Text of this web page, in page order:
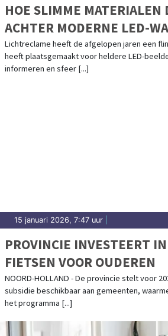
HOE SLIMME MATERIALEN
ACHTER MODERNE LED-
LICHTRECLAME
Lichtreclame heeft de afgelopen jaren een
heeft plaatsgemaakt voor heldere LED-
informeren en sfeer [...]
15 januari 2026, 7:47 uur
PROVINCIE INVESTEERT
FIETSEN VOOR OUDEREN
NOORD-HOLLAND - De provincie stelt voor
subsidie beschikbaar aan gemeenten,
het programma [...]